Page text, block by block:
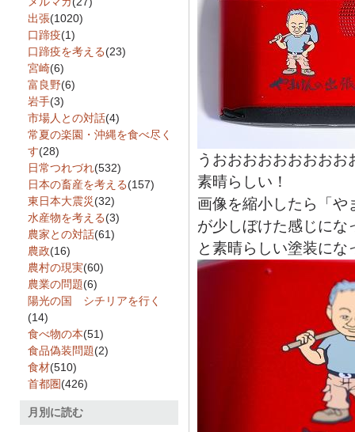
うおおおおおおおお
素晴らしい！
画像を縮小したら「や
が少しぼけた感じにな
と素晴らしい塗装にな
出張(1020)
口蹄疫(1)
口蹄疫を考える(23)
宮崎(6)
富良野(6)
岩手(3)
市場人との対話(4)
常夏の楽園・沖縄を食べ尽く
す(28)
日常つれづれ(532)
日本の畜産を考える(157)
東日本大震災(32)
水産物を考える(3)
農家との対話(61)
農政(16)
農村の現実(60)
農業の問題(6)
陽光の国 シチリアを行く
(14)
食べ物の本(51)
食品偽装問題(2)
食材(510)
首都圏(426)
月別に読む